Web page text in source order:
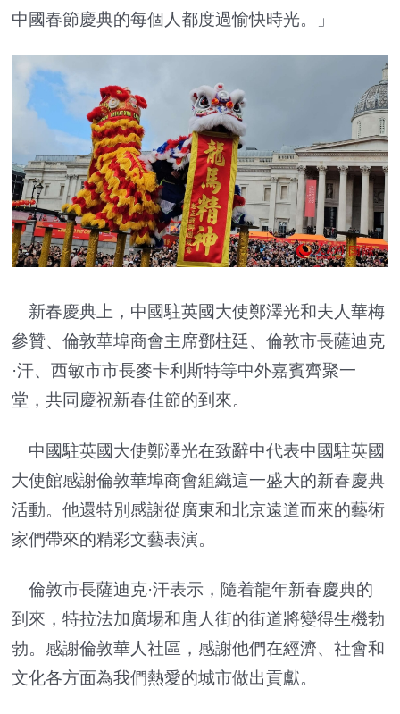
中國春節慶典的每個人都度過愉快時光。」
新春慶典上，中國駐英國大使鄭澤光和夫人華梅
參贊、倫敦華埠商會主席鄧柱廷、倫敦市長薩迪克
·汗、西敏市市長麥卡利斯特等中外嘉賓齊聚一
堂，共同慶祝新春佳節的到來。
中國駐英國大使鄭澤光在致辭中代表中國駐英國
大使館感謝倫敦華埠商會組織這一盛大的新春慶典
活動。他還特別感謝從廣東和北京遠道而來的藝術
家們帶來的精彩文藝表演。
倫敦市長薩迪克·汗表示，隨着龍年新春慶典的
到來，特拉法加廣場和唐人街的街道將變得生機勃
勃。感謝倫敦華人社區，感謝他們在經濟、社會和
文化各方面為我們熱愛的城市做出貢獻。